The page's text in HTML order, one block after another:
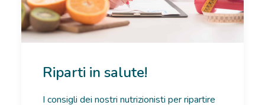
CASA DI CURA
I NOSTRI MEDICI
DIAGNOSI E CURA
Riparti in salute!
I consigli dei nostri nutrizionisti per ripartire